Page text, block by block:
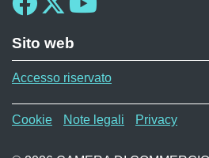
Sito web
Accesso riservato
Menù privacy WAF
Cookie Note legali Privacy